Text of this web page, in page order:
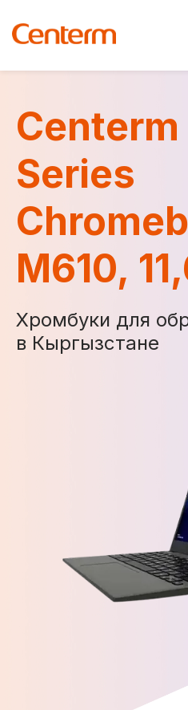
Series
M610,
Хромбуки для
в Кыргызстане